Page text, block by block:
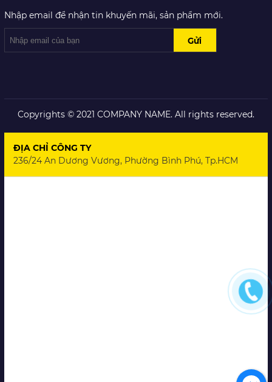
Nhập email để nhận tin khuyến mãi, sản phẩm mới.
Copyrights © 2021 COMPANY NAME. All rights reserved.
ĐỊA CHỈ CÔNG TY
236/24 An Dương Vương, Phường Bình Phú, Tp.HCM